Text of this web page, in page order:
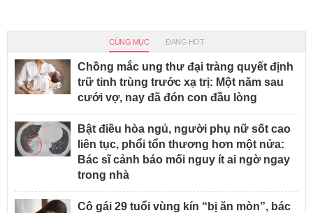
CÙNG MỤC ĐANG HOT
Chồng mắc ung thư đại tràng quyết định
trữ tinh trùng trước xạ trị: Một năm sau
cưới vợ, nay đã đón con đầu lòng
Bật điều hòa ngủ, người phụ nữ sốt cao
liên tục, phổi tổn thương hơn một nửa:
Bác sĩ cảnh báo mối nguy ít ai ngờ ngay
trong nhà
Cô gái 29 tuổi vùng kín “bị ăn mòn”, bác